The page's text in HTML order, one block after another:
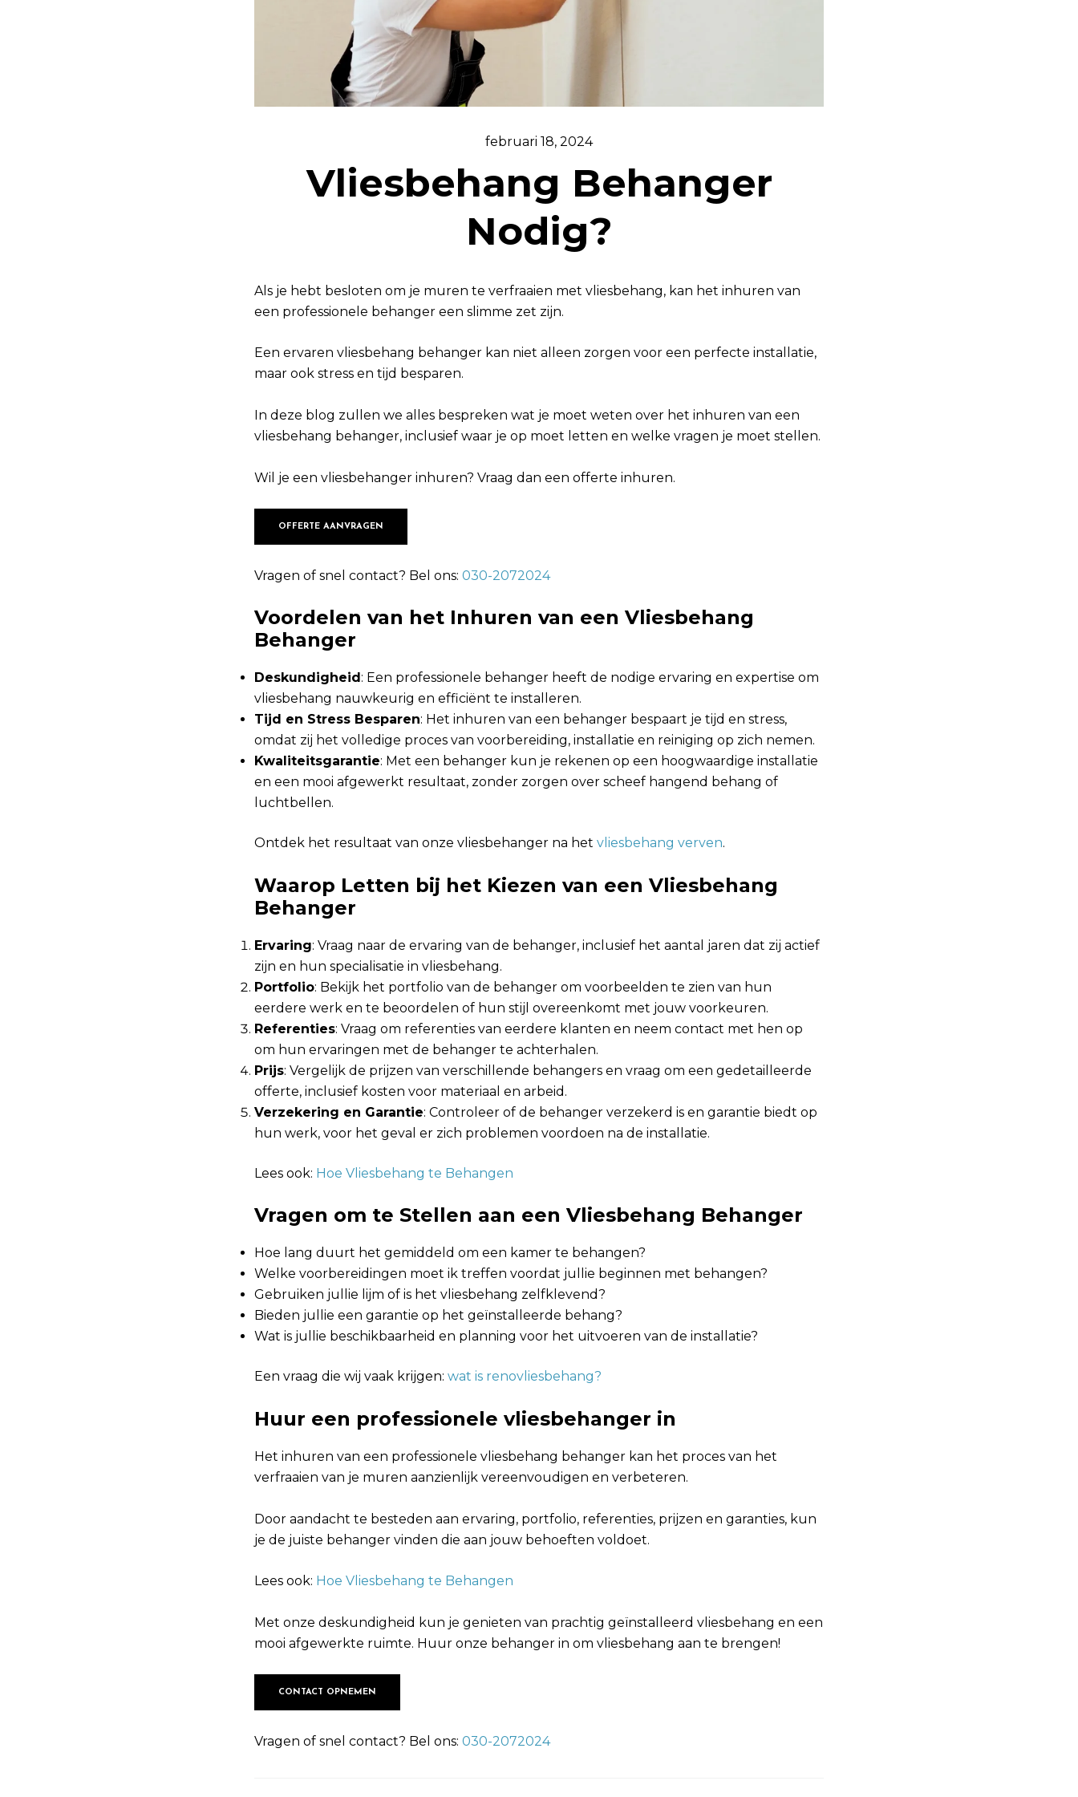
februari 18, 2024
Vliesbehang Behanger
Nodig?
Als je hebt besloten om je muren te verfraaien met vliesbehang, kan het inhuren van
een professionele behanger een slimme zet zijn.
Een ervaren vliesbehang behanger kan niet alleen zorgen voor een perfecte installatie,
maar ook stress en tijd besparen.
In deze blog zullen we alles bespreken wat je moet weten over het inhuren van een
vliesbehang behanger, inclusief waar je op moet letten en welke vragen je moet stellen.
Wil je een vliesbehanger inhuren? Vraag dan een offerte inhuren.
OFFERTE AANVRAGEN
Vragen of snel contact? Bel ons: 030-2072024
Voordelen van het Inhuren van een Vliesbehang
Behanger
Deskundigheid : Een professionele behanger heeft de nodige ervaring en expertise om
vliesbehang nauwkeurig en efficiënt te installeren.
Tijd en Stress Besparen: Het inhuren van een behanger bespaart je tijd en stress,
omdat zij het volledige proces van voorbereiding, installatie en reiniging op zich nemen.
Kwaliteitsgarantie: Met een behanger kun je rekenen op een hoogwaardige installatie
en een mooi afgewerkt resultaat, zonder zorgen over scheef hangend behang of
luchtbellen.
Ontdek het resultaat van onze vliesbehanger na het vliesbehang verven.
Waarop Letten bij het Kiezen van een Vliesbehang
Behanger
Ervaring: Vraag naar de ervaring van de behanger, inclusief het aantal jaren dat zij actief
zijn en hun specialisatie in vliesbehang.
Portfolio: Bekijk het portfolio van de behanger om voorbeelden te zien van hun
eerdere werk en te beoordelen of hun stijl overeenkomt met jouw voorkeuren.
Referenties: Vraag om referenties van eerdere klanten en neem contact met hen op
om hun ervaringen met de behanger te achterhalen.
Prijs: Vergelijk de prijzen van verschillende behangers en vraag om een gedetailleerde
offerte, inclusief kosten voor materiaal en arbeid.
Verzekering en Garantie: Controleer of de behanger verzekerd is en garantie biedt op
hun werk, voor het geval er zich problemen voordoen na de installatie.
Lees ook: Hoe Vliesbehang te Behangen
Vragen om te Stellen aan een Vliesbehang Behanger
Hoe lang duurt het gemiddeld om een kamer te behangen?
Welke voorbereidingen moet ik treffen voordat jullie beginnen met behangen?
Gebruiken jullie lijm of is het vliesbehang zelfklevend?
Bieden jullie een garantie op het geïnstalleerde behang?
Wat is jullie beschikbaarheid en planning voor het uitvoeren van de installatie?
Een vraag die wij vaak krijgen: wat is renovliesbehang?
Huur een professionele vliesbehanger in
Het inhuren van een professionele vliesbehang behanger kan het proces van het
verfraaien van je muren aanzienlijk vereenvoudigen en verbeteren.
Door aandacht te besteden aan ervaring, portfolio, referenties, prijzen en garanties, kun
je de juiste behanger vinden die aan jouw behoeften voldoet.
Lees ook: Hoe Vliesbehang te Behangen
Met onze deskundigheid kun je genieten van prachtig geïnstalleerd vliesbehang en een
mooi afgewerkte ruimte. Huur onze behanger in om vliesbehang aan te brengen!
CONTACT OPNEMEN
Vragen of snel contact? Bel ons: 030-2072024